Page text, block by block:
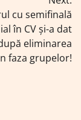
cu semifinală
în CV și-a dat
eliminarea
faza grupelor!